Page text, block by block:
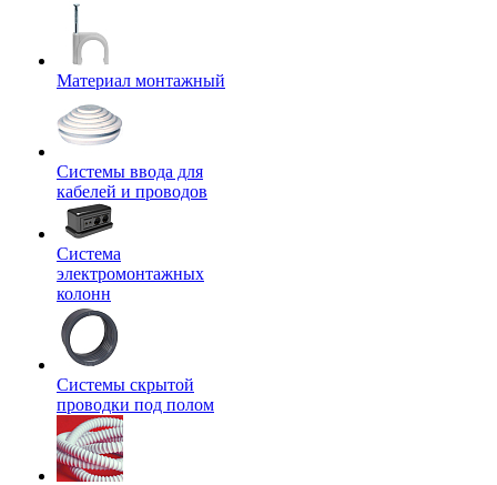
Материал монтажный
Системы ввода для
кабелей и проводов
Система
электромонтажных
колонн
Системы скрытой
проводки под полом